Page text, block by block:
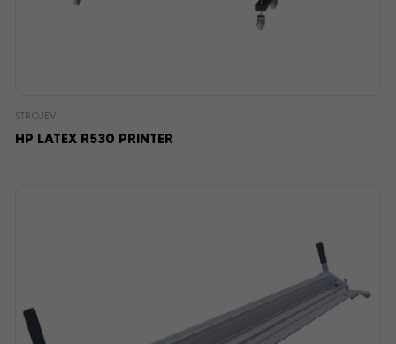
STROJEVI
HP LATEX R530 PRINTER